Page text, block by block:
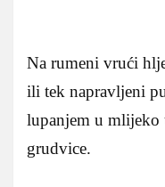
Na rumeni vrući
ili tek napravljeni
lupanjem u mlijeko
grudvice.